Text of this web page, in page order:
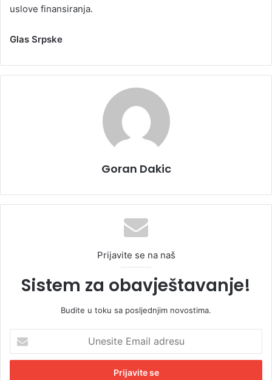
uslove finansiranja.
Glas Srpske
Goran Dakic
Prijavite se na naš
Sistem za obavještavanje!
Budite u toku sa posljednjim novostima.
e